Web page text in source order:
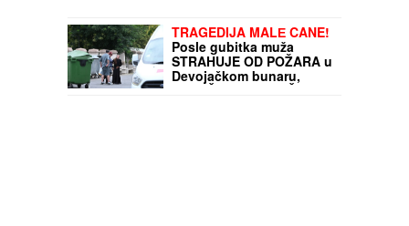
TRAGEDIJA MALЕ CANE!
Posle gubitka muža
STRAHUJE OD POŽARA u
Devojačkom bunaru,
SAOPŠTILI JOJ TEŠKE